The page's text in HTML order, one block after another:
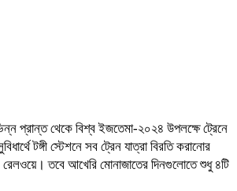
প্রান্ত থেকে বিশ্ব ইজতেমা-২০২৪ উপলক্ষে ট্রেনে
টঙ্গী স্টেশনে সব ট্রেন যাত্রা বিরতি করানোর
রেলওয়ে। তবে আখেরি মোনাজাতের দিনগুলোতে শুধু ৪টি